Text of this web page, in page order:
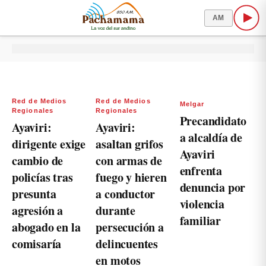
AM
Red de Medios
Regionales
Ayaviri:
dirigente exige
cambio de
policías tras
presunta
agresión a
abogado en la
comisaría
Red de Medios
Regionales
Ayaviri:
asaltan grifos
con armas de
fuego y hieren
a conductor
durante
persecución a
delincuentes
en motos
Melgar
Precandidato
a alcaldía de
Ayaviri
enfrenta
denuncia por
violencia
familiar